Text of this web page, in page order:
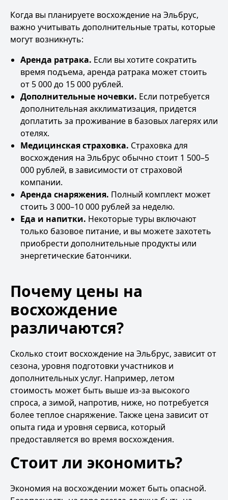
Когда вы планируете восхождение на Эльбрус,
важно учитывать дополнительные траты, которые
могут возникнуть:
Аренда ратрака. Если вы хотите сократить
время подъема, аренда ратрака может стоить
от 5 000 до 15 000 рублей.
Дополнительные ночевки. Если потребуется
дополнительная акклиматизация, придется
доплатить за проживание в базовых лагерях или
отелях.
Медицинская страховка. Страховка для
восхождения на Эльбрус обычно стоит 1 500–5
000 рублей, в зависимости от страховой
компании.
Аренда снаряжения. Полный комплект может
стоить 3 000–10 000 рублей за неделю.
Еда и напитки. Некоторые туры включают
только базовое питание, и вы можете захотеть
приобрести дополнительные продукты или
энергетические батончики.
Почему цены на
восхождение
различаются?
Сколько стоит восхождение на Эльбрус, зависит от
сезона, уровня подготовки участников и
дополнительных услуг. Например, летом
стоимость может быть выше из-за высокого
спроса, а зимой, напротив, ниже, но потребуется
более теплое снаряжение. Также цена зависит от
опыта гида и уровня сервиса, который
предоставляется во время восхождения.
Стоит ли экономить?
Экономия на восхождении может быть опасной.